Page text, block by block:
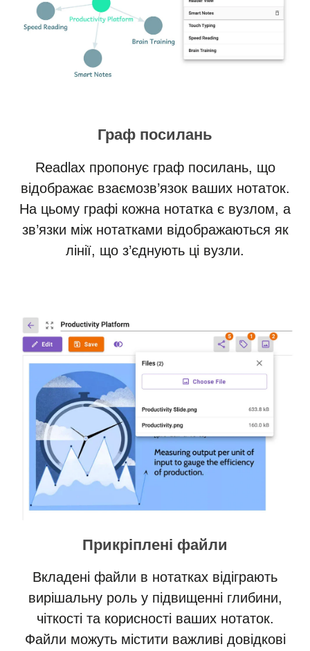
Граф посилань
Readlax пропонує граф посилань, що
відображає взаємозв’язок ваших нотаток.
На цьому графі кожна нотатка є вузлом, а
зв’язки між нотатками відображаються як
лінії, що з’єднують ці вузли.
Прикріплені файли
Вкладені файли в нотатках відіграють
вирішальну роль у підвищенні глибини,
чіткості та корисності ваших нотаток.
Файли можуть містити важливі довідкові